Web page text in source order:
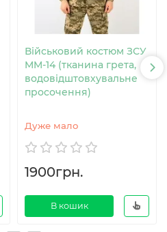
Військовий костюм ЗСУ
MM-14 (тканина грета,
водовідштовхувальне
просочення)
Дуже мало
1900грн.
В кошик